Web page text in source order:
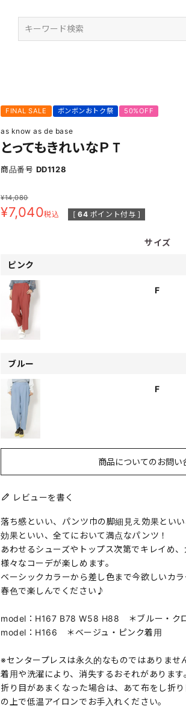
FINAL SALE ボンボンおトク祭 50%OFF
as know as de base
とってもきれいなＰＴ
商品番号 DD1128
¥14,080
¥7,040税込 [ 64 ポイント付与 ]
サイズ
ピンク
F
ブルー
F
商品についてのお問い
レビューを書く
落ち感といい、パンツ巾の脚細見え効果とい
効果といい、全てにおいて満点なパンツ！
あわせるシューズやトップス次第でキレイめ
様々なコーデが楽しめます。
ベーシックカラーから差し色まで今欲しいカラ
春色で楽しんでください♪
model：H167 B78 W58 H88 ＊ブルー・ク
model：H166 ＊ベージュ・ピンク着用
※センタープレスは永久的なものではありませ
着用や洗濯により、消失するおそれがあります
折り目があまくなった場合は、あて布をし折
の上で低温アイロンでお手入れください。